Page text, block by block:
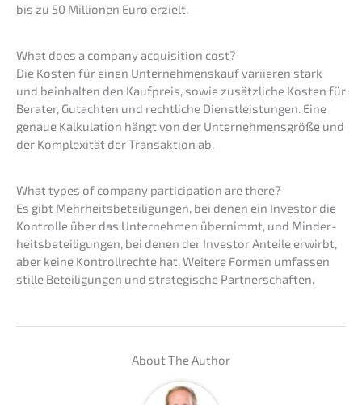
bis zu 50 Millio­nen Euro erzielt.
What does a compa­ny acqui­si­ti­on cost?
Die Kosten für einen Unter­nehmens­kauf variie­ren stark
und beinhal­ten den Kaufpreis, sowie zusätz­li­che Kosten für
Berater, Gutach­ten und recht­li­che Dienst­leis­tun­gen. Eine
genaue Kalku­la­ti­on hängt von der Unter­neh­mens­grö­ße und
der Komple­xi­tät der Trans­ak­ti­on ab.
What types of compa­ny parti­ci­pa­ti­on are there?
Es gibt Mehrheits­be­tei­li­gun­gen, bei denen ein Inves­tor die
Kontrol­le über das Unter­neh­men übernimmt, und Minder­
heits­be­tei­li­gun­gen, bei denen der Inves­tor Antei­le erwirbt,
aber keine Kontroll­rech­te hat. Weite­re Formen umfas­sen
stille Betei­li­gun­gen und strate­gi­sche Partnerschaften.
About The Author